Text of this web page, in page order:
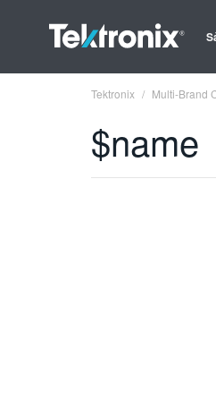
Tektronix Multi-Brand
$name